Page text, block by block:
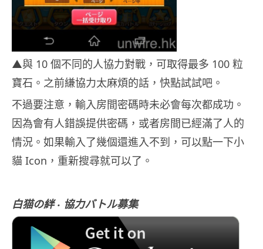
▲與 10 個不同的人協力對戰，可取得最多 100 粒
寶石。之前縑協力太麻煩的話，快點試試吧。
不過要注意，輸入房間密碼時未必會每次都成功。
因為會有人錯誤提供密碼，或者房間已經滿了人的
情況。如果輸入了幾個還進入不到，可以點一下小
貓 Icon，重新搜尋就可以了。
白猫の絆 ‧ 協力バトル募集